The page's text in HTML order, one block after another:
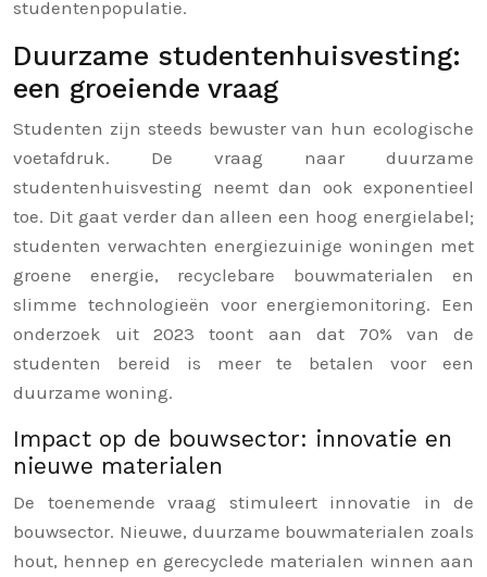
studentenpopulatie.
Duurzame studentenhuisvesting:
een groeiende vraag
Studenten zijn steeds bewuster van hun ecologische
voetafdruk. De vraag naar duurzame
studentenhuisvesting neemt dan ook exponentieel
toe. Dit gaat verder dan alleen een hoog energielabel;
studenten verwachten energiezuinige woningen met
groene energie, recyclebare bouwmaterialen en
slimme technologieën voor energiemonitoring. Een
onderzoek uit 2023 toont aan dat 70% van de
studenten bereid is meer te betalen voor een
duurzame woning.
Impact op de bouwsector: innovatie en
nieuwe materialen
De toenemende vraag stimuleert innovatie in de
bouwsector. Nieuwe, duurzame bouwmaterialen zoals
hout, hennep en gerecyclede materialen winnen aan